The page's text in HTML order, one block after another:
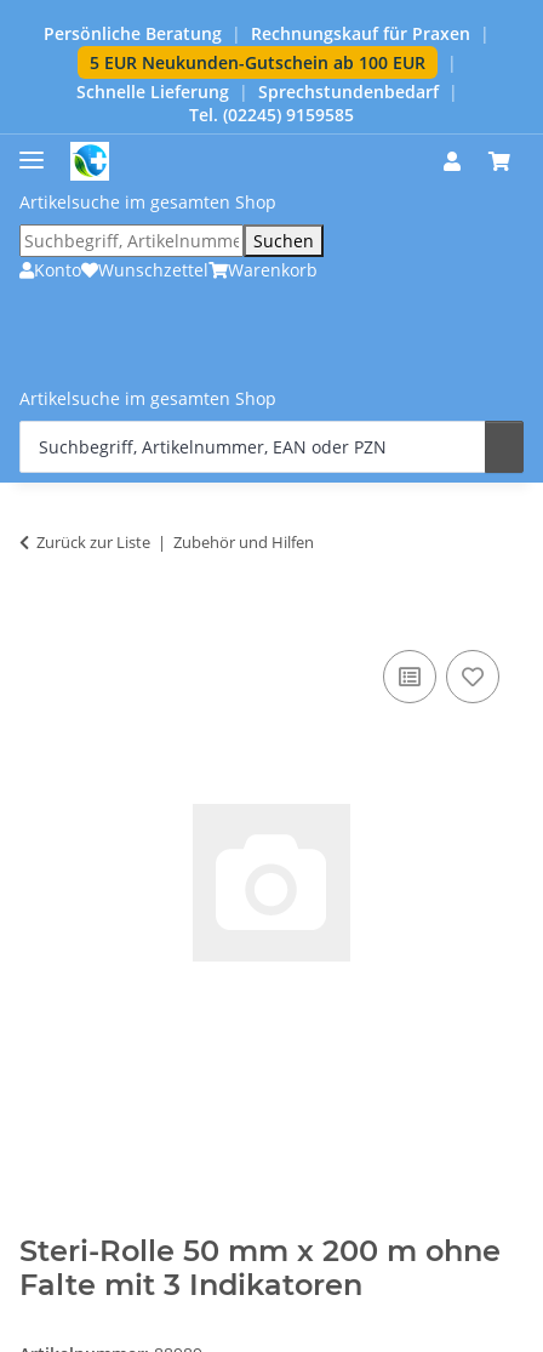
Persönliche Beratung | Rechnungskauf für Praxen
|
5 EUR Neukunden-Gutschein ab 100 EUR
|
Schnelle Lieferung
| Sprechstundenbedarf
|
Tel. (02245) 9159585
Artikelsuche im gesamten Shop
Suchen
Konto
Wunschzettel Warenkorb
Artikelsuche im gesamten Shop
Zurück zur Liste Zubehör und Hilfen
Steri-Rolle 50 mm x 200 m ohne
Falte mit 3 Indikatoren